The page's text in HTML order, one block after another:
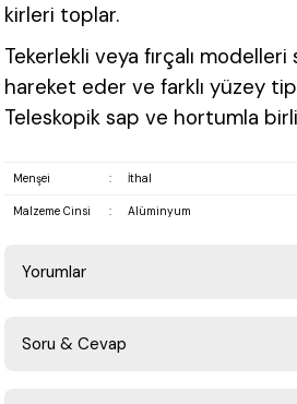
kirleri toplar.
Tekerlekli veya fırçalı
hareket eder ve farklı yüzey
Teleskopik sap ve hortumla
Menşei : İthal
Malzeme Cinsi : Alüminyum
Yorumlar
Soru & Cevap